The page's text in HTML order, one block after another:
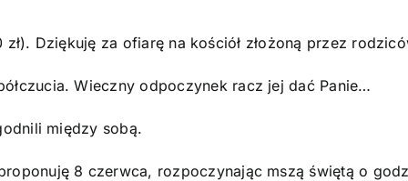
Dziękuję za ofiarę na kościół złożoną przez
Wieczny odpoczynek racz jej dać Panie…
między sobą.
8 czerwca, rozpoczynając mszą świętą o